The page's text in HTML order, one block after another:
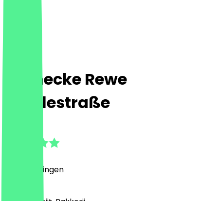
Steinecke Rewe
Wuhlestraße
Beoordelingen